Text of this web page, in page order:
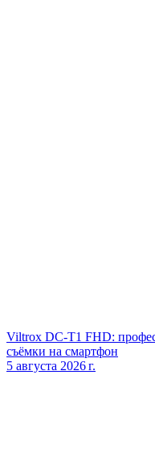
Viltrox DC‑T1 FHD:
съёмки на смартфон
5 августа 2026 г.